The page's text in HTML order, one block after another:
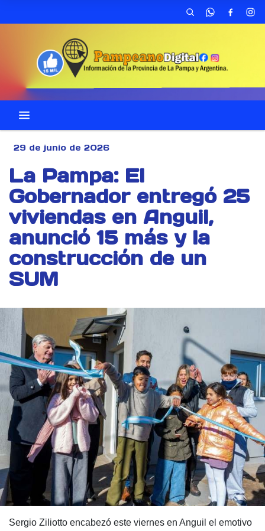
29 de junio de 2026
La Pampa: El
Gobernador entregó 25
viviendas en Anguil,
anunció 15 más y la
construcción de un
SUM
Sergio Ziliotto encabezó este viernes en Anguil el emotivo